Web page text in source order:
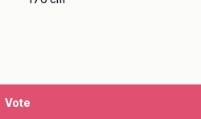
Vote